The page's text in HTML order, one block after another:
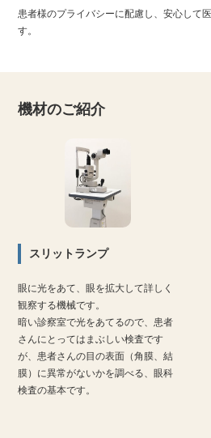
患者様のプライバシーに配慮し、安心して
す。
機材のご紹介
スリットランプ
眼に光をあて、眼を拡大して詳しく
観察する機械です。
暗い診察室で光をあてるので、患者
さんにとってはまぶしい検査です
が、患者さんの目の表面（角膜、結
膜）に異常がないかを調べる、眼科
検査の基本です。